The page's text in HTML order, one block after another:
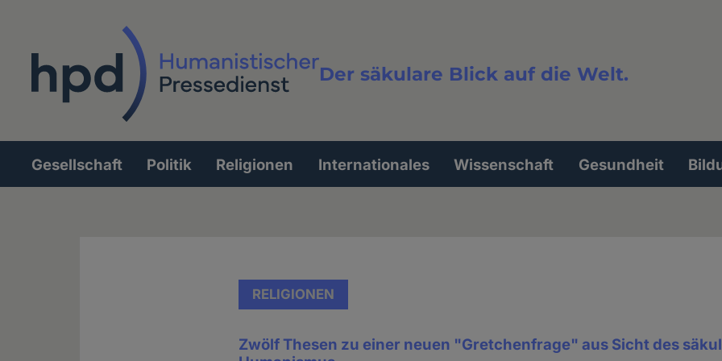
Der säkulare Blick auf die Welt.
Volltextsuche
Hauptnavigation
Gesellschaft Politik Religionen Internationales Wissenschaft Gesundheit
RELIGIONEN
Zwölf Thesen zu einer neuen "Gretchenfrage" aus Sicht des